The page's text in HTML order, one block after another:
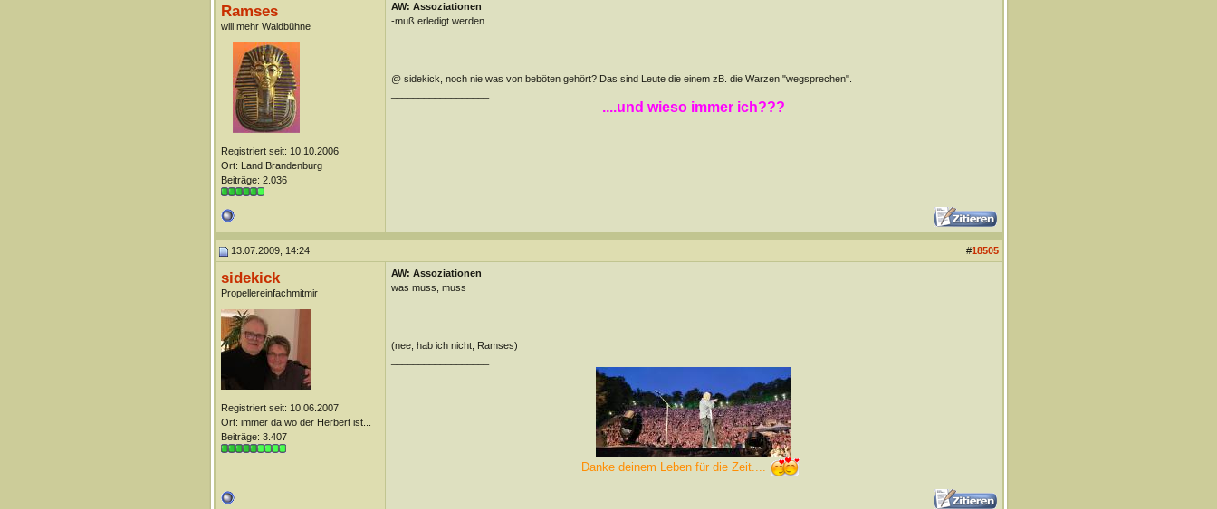
Ramses
will mehr Waldbühne
Registriert seit: 10.10.2006
Ort: Land Brandenburg
Beiträge: 2.036
AW: Assoziationen
-muß erledigt werden
@ sidekick, noch nie was von beböten gehört? Das sind Leute die einem zB. die Warzen "wegsprechen".
....und wieso immer ich???
13.07.2009, 14:24 #18505
sidekick
Propellereinfachmitmir
Registriert seit: 10.06.2007
Ort: immer da wo der Herbert ist...
Beiträge: 3.407
AW: Assoziationen
was muss, muss
(nee, hab ich nicht, Ramses)
Danke deinem Leben für die Zeit....